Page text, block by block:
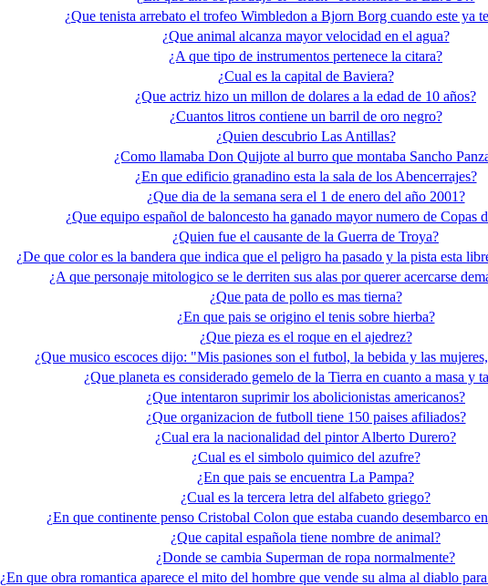
¿Que tenista arrebato el trofeo Wimbledon a Bjorn Borg cuando este ya
¿Que animal alcanza mayor velocidad en el agua?
¿A que tipo de instrumentos pertenece la citara?
¿Cual es la capital de Baviera?
¿Que actriz hizo un millon de dolares a la edad de 10 años?
¿Cuantos litros contiene un barril de oro negro?
¿Quien descubrio Las Antillas?
¿Como llamaba Don Quijote al burro que montaba Sancho
¿En que edificio granadino esta la sala de los Abencerrajes?
¿Que dia de la semana sera el 1 de enero del año 2001?
¿Que equipo español de baloncesto ha ganado mayor numero de Copas
¿Quien fue el causante de la Guerra de Troya?
¿De que color es la bandera que indica que el peligro ha pasado y la pista esta
¿A que personaje mitologico se le derriten sus alas por querer acercarse
¿Que pata de pollo es mas tierna?
¿En que pais se origino el tenis sobre hierba?
¿Que pieza es el roque en el ajedrez?
¿Que musico escoces dijo: "Mis pasiones son el futbol, la bebida y las
¿Que planeta es considerado gemelo de la Tierra en cuanto a masa y
¿Que intentaron suprimir los abolicionistas americanos?
¿Que organizacion de futboll tiene 150 paises afiliados?
¿Cual era la nacionalidad del pintor Alberto Durero?
¿Cual es el simbolo quimico del azufre?
¿En que pais se encuentra La Pampa?
¿Cual es la tercera letra del alfabeto griego?
¿En que continente penso Cristobal Colon que estaba cuando desembarco
¿Que capital española tiene nombre de animal?
¿Donde se cambia Superman de ropa normalmente?
¿En que obra romantica aparece el mito del hombre que vende su alma al diablo